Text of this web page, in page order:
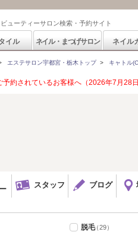
ューティーサロン検索・予約サイト
イル ネイル・まつげサロン ネイル
エステサロン宇都宮・栃木トップ> キャトル
約されているお客様へ（2026年7月28日
スタッフ ブログ
脱毛（29）